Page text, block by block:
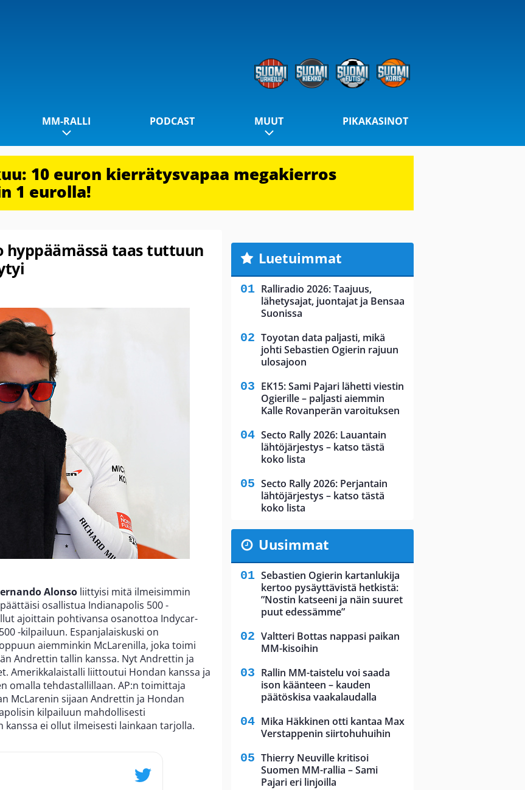
MM-RALLI PODCAST MUUT PIKAKASINOT
10 euron kierrätysvapaa megakierros
1 eurolla!
hyppäämässä taas tuttuun
Alonso liittyisi mitä ilmeisimmin
osallistua Indianapolis 500 -
ajoittain pohtivansa osanottoa Indycar-
-kilpailuun. Espanjalaiskuski on
aiemminkin McLarenilla, joka toimi
Andrettin tallin kanssa. Nyt Andrettin ja
Amerikkalaistalli liittoutui Hondan kanssa ja
omalla tehdastallillaan. AP:n toimittaja
McLarenin sijaan Andrettin ja Hondan
kilpailuun mahdollisesti
kanssa ei ollut ilmeisesti lainkaan tarjolla.
Luetuimmat
Ralliradio 2026: Taajuus,
lähetysajat, juontajat ja Bensaa
Suonissa
Toyotan data paljasti, mikä
johti Sebastien Ogierin rajuun
ulosajoon
EK15: Sami Pajari lähetti viestin
Ogierille – paljasti aiemmin
Kalle Rovanperän varoituksen
Secto Rally 2026: Lauantain
lähtöjärjestys – katso tästä
koko lista
Secto Rally 2026: Perjantain
lähtöjärjestys – katso tästä
koko lista
Uusimmat
Sebastien Ogierin kartanlukija
kertoo pysäyttävistä hetkistä:
”Nostin katseeni ja näin suuret
puut edessämme”
Valtteri Bottas nappasi paikan
MM-kisoihin
Rallin MM-taistelu voi saada
ison käänteen – kauden
päätöskisa vaakalaudalla
Mika Häkkinen otti kantaa Max
Verstappenin siirtohuhuihin
Thierry Neuville kritisoi
Suomen MM-rallia – Sami
Pajari eri linjoilla